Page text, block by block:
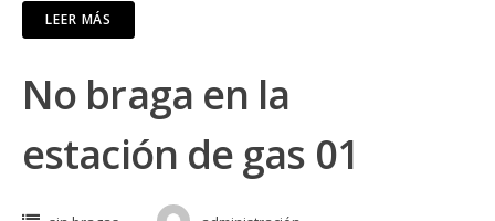
LEER MÁS
No braga en la
estación de gas 01